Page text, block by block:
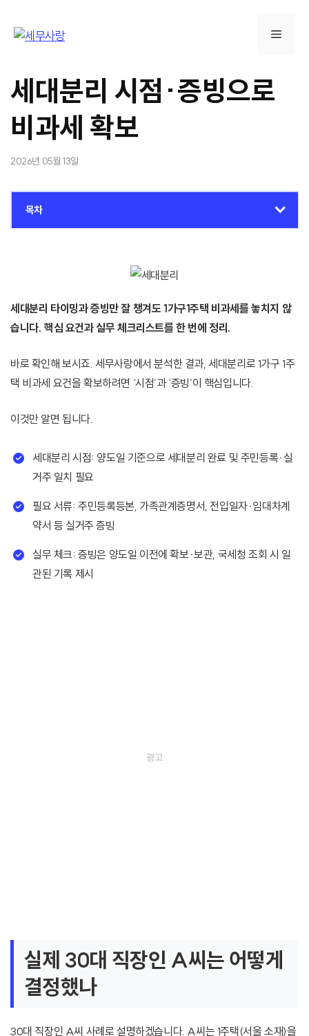
메
세대분리 시점·증빙으로
비과세 확보
2026년 05월 13일
목차
세대분리 타이밍과 증빙만 잘 챙겨도 1가구1주택 비과세를 놓치지 않
습니다. 핵심 요건과 실무 체크리스트를 한 번에 정리.
바로 확인해 보시죠. 세무사랑에서 분석한 결과, 세대분리로 1가구 1주
택 비과세 요건을 확보하려면 ‘시점’과 ‘증빙’이 핵심입니다.
이것만 알면 됩니다.
세대분리 시점: 양도일 기준으로 세대분리 완료 및 주민등록·실
거주 일치 필요
필요 서류: 주민등록등본, 가족관계증명서, 전입일자·임대차계
약서 등 실거주 증빙
실무 체크: 증빙은 양도일 이전에 확보·보관, 국세청 조회 시 일
관된 기록 제시
실제 30대 직장인 A씨는 어떻게
결정했나
30대 직장인 A씨 사례로 설명하겠습니다. A씨는 1주택(서울 소재)을